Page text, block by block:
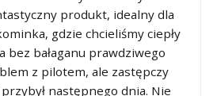
produkt, idealny dla
gdzie chcieliśmy ciepły
bez bałaganu prawdziwego
z pilotem, ale zastępczy
przybył następnego dnia. Nie